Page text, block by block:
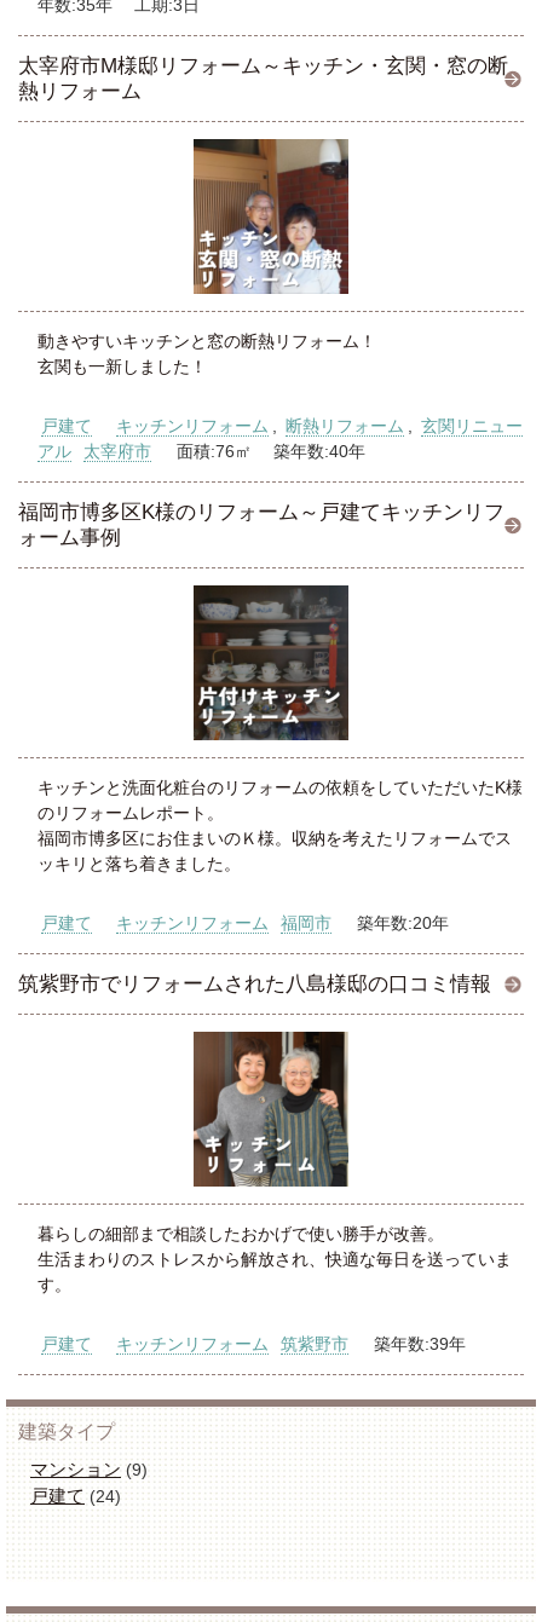
年数:35年 工期:3日
太宰府市M様邸リフォーム～キッチン・玄関・窓の断
熱リフォーム
動きやすいキッチンと窓の断熱リフォーム！
玄関も一新しました！
戸建て キッチンリフォーム 断熱リフォーム
玄関リニュー
アル
太宰府市 面積:76㎡ 築年数:40年
福岡市博多区K様のリフォーム～戸建てキッチンリフ
ォーム事例
キッチンと洗面化粧台のリフォームの依頼をしていただいたK様
のリフォームレポート。
福岡市博多区にお住まいのＫ様。収納を考えたリフォームでス
ッキリと落ち着きました。
戸建て キッチンリフォーム 福岡市 築年数:20年
筑紫野市でリフォームされた八島様邸の口コミ情報
暮らしの細部まで相談したおかげで使い勝手が改善。
生活まわりのストレスから解放され、快適な毎日を送っていま
す。
戸建て キッチンリフォーム 筑紫野市 築年数:39年
建築タイプ
マンション (9)
戸建て(24)